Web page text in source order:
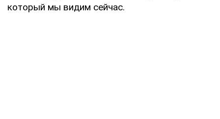
который мы видим сейчас.